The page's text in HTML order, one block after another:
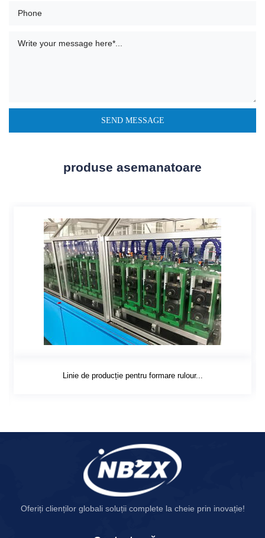
produse asemanatoare
Linie de producție pentru formare rulour...
Oferiți clienților globali soluții complete la cheie prin inovație!